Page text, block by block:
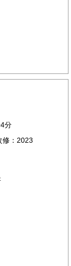
分
修：2023